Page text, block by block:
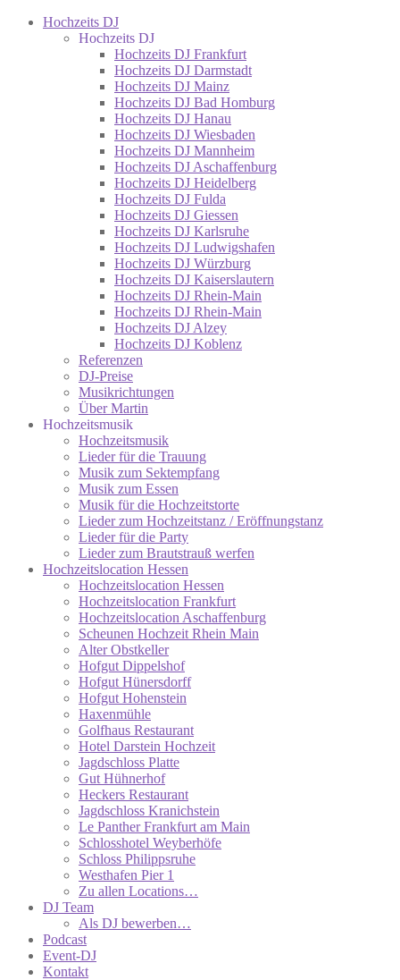
Hochzeits DJ
Hochzeits DJ
Hochzeits DJ Frankfurt
Hochzeits DJ Darmstadt
Hochzeits DJ Mainz
Hochzeits DJ Bad Homburg
Hochzeits DJ Hanau
Hochzeits DJ Wiesbaden
Hochzeits DJ Mannheim
Hochzeits DJ Aschaffenburg
Hochzeits DJ Heidelberg
Hochzeits DJ Fulda
Hochzeits DJ Giessen
Hochzeits DJ Karlsruhe
Hochzeits DJ Ludwigshafen
Hochzeits DJ Würzburg
Hochzeits DJ Kaiserslautern
Hochzeits DJ Rhein-Main
Hochzeits DJ Rhein-Main
Hochzeits DJ Alzey
Hochzeits DJ Koblenz
Referenzen
DJ-Preise
Musikrichtungen
Über Martin
Hochzeitsmusik
Hochzeitsmusik
Lieder für die Trauung
Musik zum Sektempfang
Musik zum Essen
Musik für die Hochzeitstorte
Lieder zum Hochzeitstanz / Eröffnungstanz
Lieder für die Party
Lieder zum Brautstrauß werfen
Hochzeitslocation Hessen
Hochzeitslocation Hessen
Hochzeitslocation Frankfurt
Hochzeitslocation Aschaffenburg
Scheunen Hochzeit Rhein Main
Alter Obstkeller
Hofgut Dippelshof
Hofgut Hünersdorff
Hofgut Hohenstein
Haxenmühle
Golfhaus Restaurant
Hotel Darstein Hochzeit
Jagdschloss Platte
Gut Hühnerhof
Heckers Restaurant
Jagdschloss Kranichstein
Le Panther Frankfurt am Main
Schlosshotel Weyberhöfe
Schloss Philippsruhe
Westhafen Pier 1
Zu allen Locations…
DJ Team
Als DJ bewerben…
Podcast
Event-DJ
Kontakt